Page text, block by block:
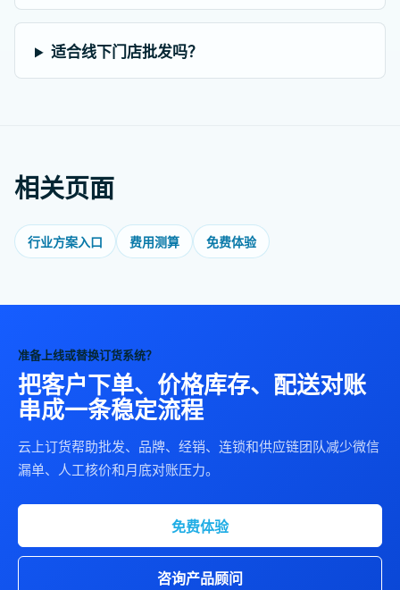
适合线下门店批发吗？
相关页面
行业方案入口 费用测算 免费体验
准备上线或替换订货系统？
把客户下单、价格库存、配送对账
串成一条稳定流程
云上订货帮助批发、品牌、经销、连锁和供应链团队减少微信
漏单、人工核价和月底对账压力。
免费体验
咨询产品顾问